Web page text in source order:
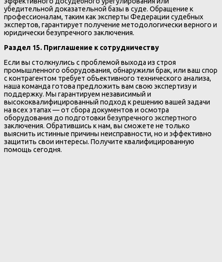
убедительной доказательной базы в суде. Обращение к
профессионалам, таким как эксперты Федерации судебных
экспертов, гарантирует получение методологически верного и
юридически безупречного заключения.
Раздел 15. Приглашение к сотрудничеству
Если вы столкнулись с проблемой выхода из строя
промышленного оборудования, обнаружили брак, или ваш спор
с контрагентом требует объективного технического анализа,
наша команда готова предложить вам свою экспертизу и
поддержку. Мы гарантируем независимый и
высококвалифицированный подход к решению вашей задачи
на всех этапах — от сбора документов и осмотра
оборудования до подготовки безупречного экспертного
заключения. Обратившись к нам, вы сможете не только
выяснить истинные причины неисправности, но и эффективно
защитить свои интересы. Получите квалифицированную
помощь сегодня.